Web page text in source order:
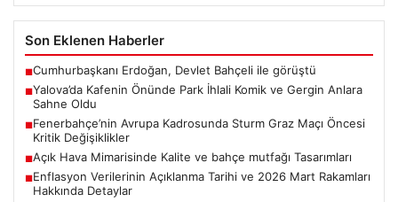
Son Eklenen Haberler
■Cumhurbaşkanı Erdoğan, Devlet Bahçeli ile görüştü
■Yalova’da Kafenin Önünde Park İhlali Komik ve Gergin Anlara
Sahne Oldu
■Fenerbahçe’nin Avrupa Kadrosunda Sturm Graz Maçı Öncesi
Kritik Değişiklikler
■Açık Hava Mimarisinde Kalite ve bahçe mutfağı Tasarımları
■Enflasyon Verilerinin Açıklanma Tarihi ve 2026 Mart Rakamları
Hakkında Detaylar